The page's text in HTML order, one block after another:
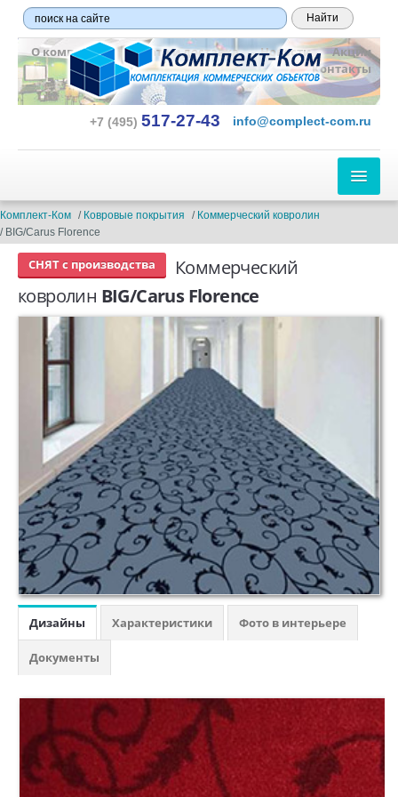
О компании Оплата и доставка Новости
Акции
Контакты
+7 (495) 517-27-43 info@complect-com.ru
ЛИНОЛЕУМ
ПО ТИПУ:
Полукоммерческий
Коммерческий
Гетерогенный
Гомогенный
Натуральный (мармолеум)
LVT Клеевая кварцвиниловая плитка
Специализированный
Антистатический
Токопроводящий
Акустический
Антискользящий
Сценический
Спортивный
Полукоммерческий
Коммерческий
Гомогенный
ЧАСТО ИЩУТ:
Комплект-Ком Ковровые покрытия
Коммерческий ковролин
BIG/Carus Florence
СНЯТ с производства
Коммерческий
ковролин BIG/Carus Florence
Дизайны Характеристики Фото в интерьере
Документы